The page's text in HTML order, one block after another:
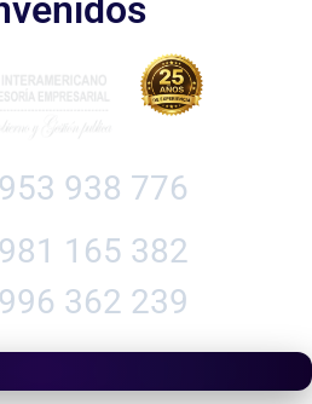
953 938 776
981 165 382
996 362 239